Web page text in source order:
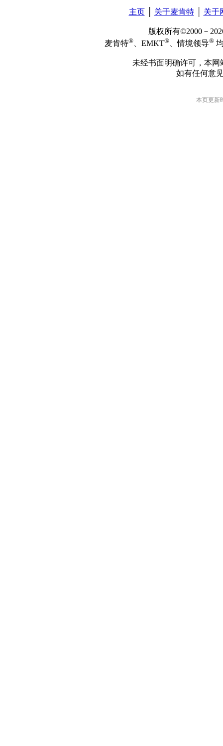
主页│ 关于麦肯特│ 关于
版权所有©2000－
麦肯特® 、EMKT® 、情境领导®
未经书面明确许可，本
如有任何意
本页更新